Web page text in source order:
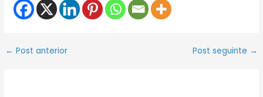
← Post anterior Post seguinte →